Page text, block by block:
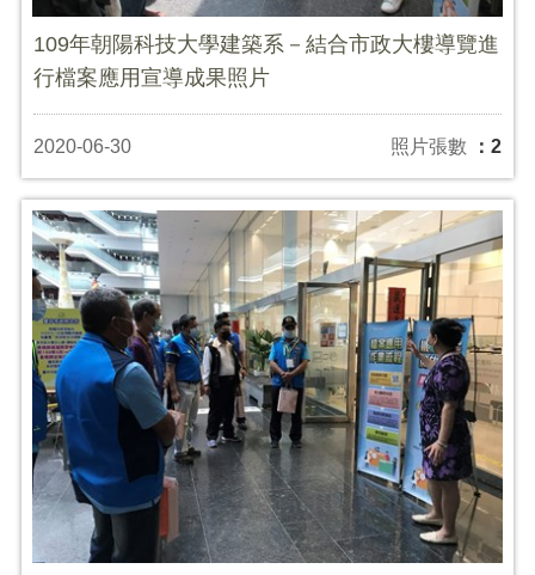
109年朝陽科技大學建築系－結合市政大樓導覽進
行檔案應用宣導成果照片
2020-06-30 照片張數 ：2